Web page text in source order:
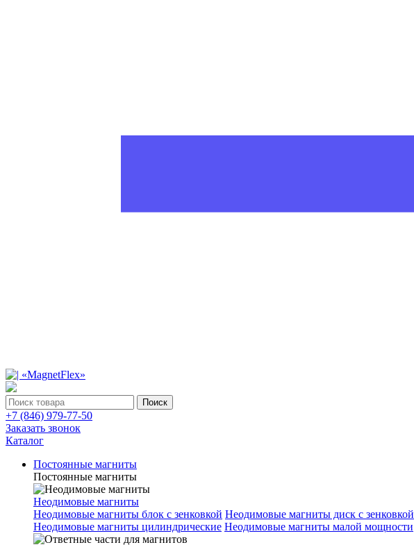
Поиск
+7 (846) 979-77-50
Заказать звонок
Каталог
Постоянные магниты
Постоянные магниты
Неодимовые магниты
Неодимовые магниты блок с зенковкой Неодимовые магниты диск с зенковкой
Неодимовые магниты цилиндрические Неодимовые магниты малой мощности